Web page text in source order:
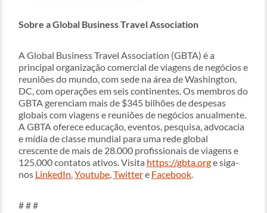
Sobre a Global Business Travel Association
A Global Business Travel Association (GBTA) é a
principal organização comercial de viagens de negócios e
reuniões do mundo, com sede na área de Washington,
DC, com operações em seis continentes. Os membros do
GBTA gerenciam mais de $345 bilhões de despesas
globais com viagens e reuniões de negócios anualmente.
A GBTA oferece educação, eventos, pesquisa, advocacia
e mídia de classe mundial para uma rede global
crescente de mais de 28.000 profissionais de viagens e
125.000 contatos ativos. Visita https://gbta.orge siga-
nos LinkedIn,Youtube,Twittere Facebook.
# # #